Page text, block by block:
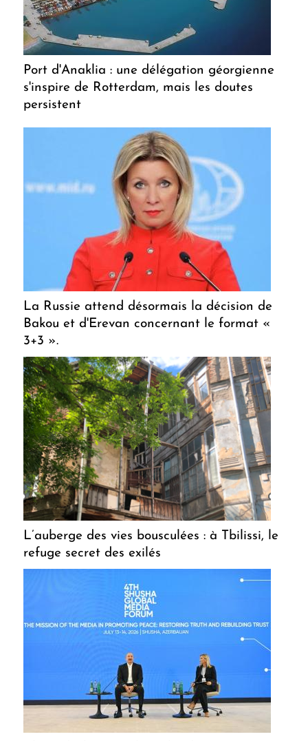
Port d'Anaklia : une délégation géorgienne
s'inspire de Rotterdam, mais les doutes
persistent
La Russie attend désormais la décision de
Bakou et d'Erevan concernant le format «
3+3 ».
L’auberge des vies bousculées : à Tbilissi, le
refuge secret des exilés